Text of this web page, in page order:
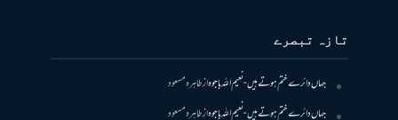
تازہ تبصرے
جہاں دائرے ختم ہوتے ہیں- نعیم اللہ باجوہازطاہرہ مسعود
جہاں دائرے ختم ہوتے ہیں- نعیم اللہ باجوہازطاہرہ مسعود